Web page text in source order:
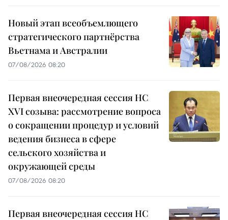
Новый этап всеобъемлющего
стратегического партнёрства
Вьетнама и Австралии
07/08/2026 08:20
Первая внеочередная сессия НС
XVI созыва: рассмотрение вопроса
о сокращении процедур и условий
ведения бизнеса в сфере
сельского хозяйства и
окружающей среды
07/08/2026 08:20
Первая внеочередная сессия НС